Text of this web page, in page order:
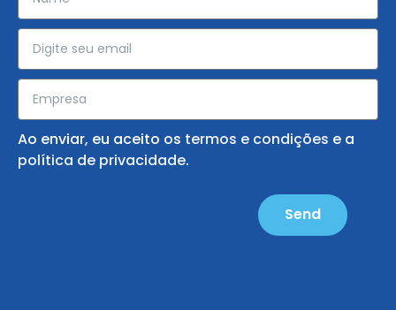
Ao enviar, eu aceito os termos e condições e a
política de privacidade.
Send